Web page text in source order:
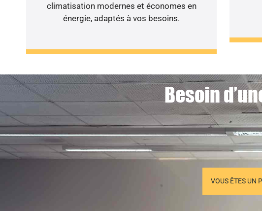
climatisation modernes et économes en
énergie, adaptés à vos besoins.
Besoin
VOUS ÊTES UN